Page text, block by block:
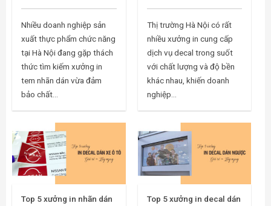
Nhiều doanh nghiệp sản
xuất thực phẩm chức năng
tại Hà Nội đang gặp thách
thức tìm kiếm xưởng in
tem nhãn dán vừa đảm
bảo chất...
Thị trường Hà Nội có rất
nhiều xưởng in cung cấp
dịch vụ decal trong suốt
với chất lượng và độ bền
khác nhau, khiến doanh
nghiệp...
Top 5 xưởng in nhãn dán
Top 5 xưởng in decal dán